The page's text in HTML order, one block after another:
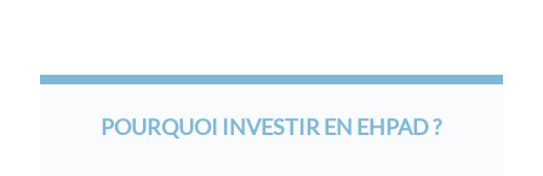
POURQUOI INVESTIR EN EHPAD ?